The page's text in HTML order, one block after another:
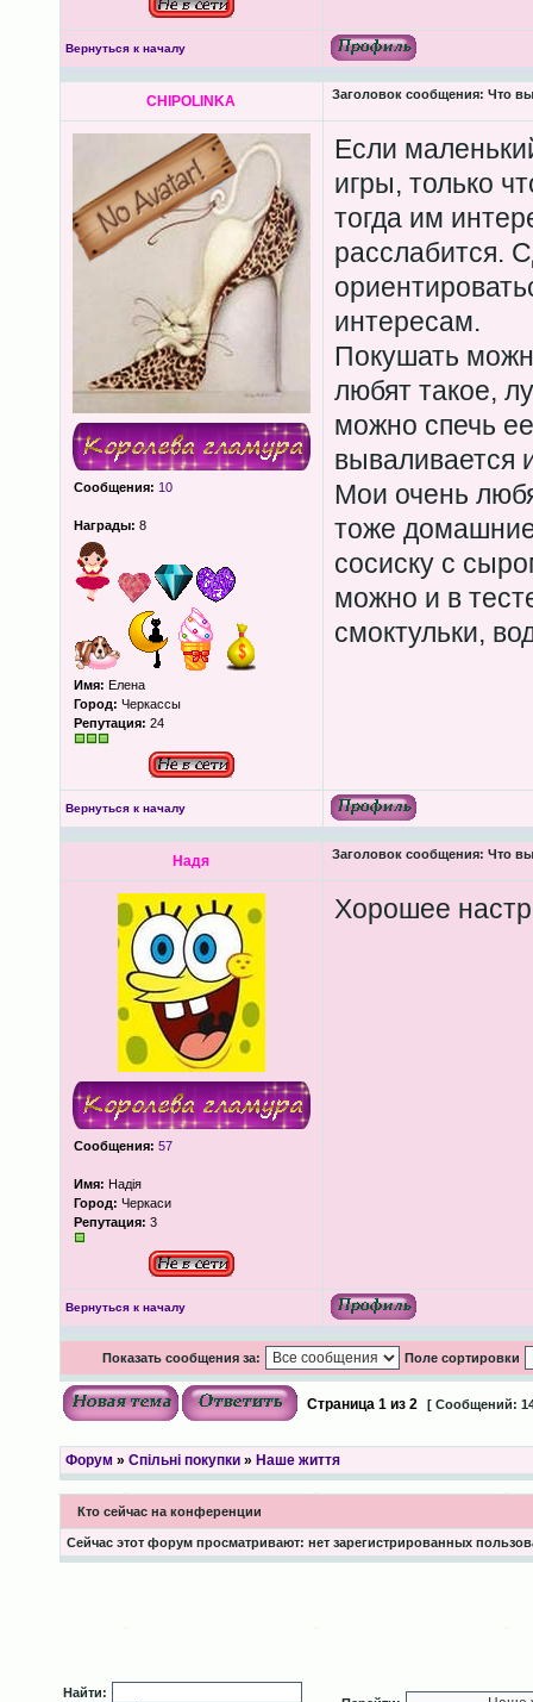
Вернуться к началу
CHIPOLINKA Заголовок сообщения: Что
Сообщения: 10
Награды: 8
Имя: Елена
Город: Черкассы
Репутация: 24
Если
игры, только
тогда им
расслабится.
интересам.
Покушать
любят такое,
можно спечь
вываливается
Мои очень
тоже
сосиску с
можно и в
смоктульки,
Вернуться к началу
Надя Заголовок сообщения: Что
Сообщения: 57
Имя: Надія
Город: Черкаси
Репутация: 3
Хорошее
Вернуться к началу
Показать сообщения за: Поле сортировки
Страница 1из 2 [ Сообщений:
Форум » Спільні покупки» Наше життя
Кто сейчас на конференции
Сейчас этот форум просматривают: нет зарегистрированных
Найти: